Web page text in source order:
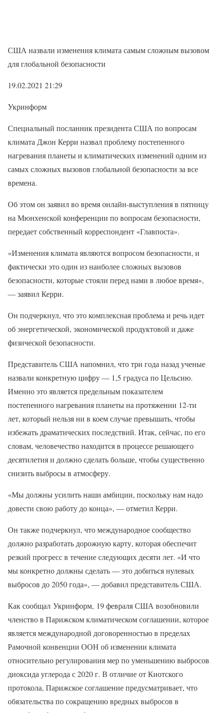
США назвали изменения климата самым сложным вызовом
для глобальной безопасности
19.02.2021 21:29
Укринформ
Специальный посланник президента США по вопросам
климата Джон Керри назвал проблему постепенного
нагревания планеты и климатических изменений одним из
самых сложных вызовов глобальной безопасности за все
времена.
Об этом он заявил во время онлайн-выступления в пятницу
на Мюнхенской конференции по вопросам безопасности,
передает собственный корреспондент «Главпоста».
«Изменения климата являются вопросом безопасности, и
фактически это один из наиболее сложных вызовов
безопасности, которые стояли перед нами в любое время»,
— заявил Керри.
Он подчеркнул, что это комплексная проблема и речь идет
об энергетической, экономической продуктовой и даже
физической безопасности.
Представитель США напомнил, что три года назад ученые
назвали конкретную цифру — 1,5 градуса по Цельсию.
Именно это является предельным показателем
постепенного нагревания планеты на протяжении 12-ти
лет, который нельзя ни в коем случае превышать, чтобы
избежать драматических последствий. Итак, сейчас, по его
словам, человечество находится в процессе решающего
десятилетия и должно сделать больше, чтобы существенно
снизить выбросы в атмосферу.
«Мы должны усилить наши амбиции, поскольку нам надо
довести свою работу до конца», — отметил Керри.
Он также подчеркнул, что международное сообщество
должно разработать дорожную карту, которая обеспечит
резкий прогресс в течение следующих десяти лет. «И что
мы конкретно должны сделать — это добиться нулевых
выбросов до 2050 года», — добавил представитель США.
Как сообщал Укринформ, 19 февраля США возобновили
членство в Парижском климатическом соглашении, которое
является международной договоренностью в пределах
Рамочной конвенции ООН об изменении климата
относительно регулирования мер по уменьшению выбросов
диоксида углерода с 2020 г. В отличие от Киотского
протокола, Парижское соглашение предусматривает, что
обязательства по сокращению вредных выбросов в